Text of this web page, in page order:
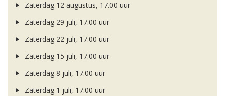
Zaterdag 12 augustus, 17.00 uur
Zaterdag 29 juli, 17.00 uur
Zaterdag 22 juli, 17.00 uur
Zaterdag 15 juli, 17.00 uur
Zaterdag 8 juli, 17.00 uur
Zaterdag 1 juli, 17.00 uur